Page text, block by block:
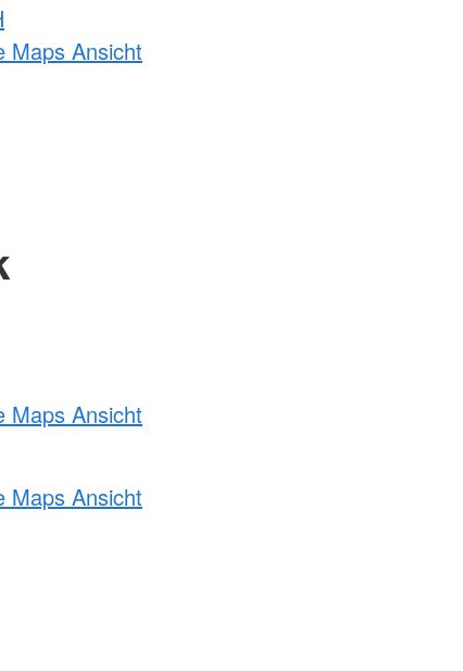
Maps Ansicht
Maps Ansicht
Maps Ansicht